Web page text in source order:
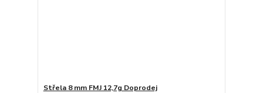
Střela 8 mm FMJ 12,7g Doprodej